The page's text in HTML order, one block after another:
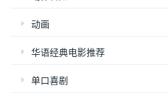
动画
华语经典电影推荐
单口喜剧